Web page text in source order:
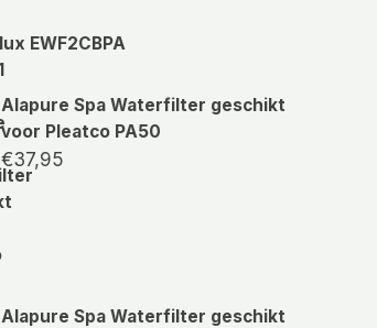
Alapure Spa Waterfilter geschikt
voor Pleatco PA50
€37,95
Alapure Spa Waterfilter geschikt